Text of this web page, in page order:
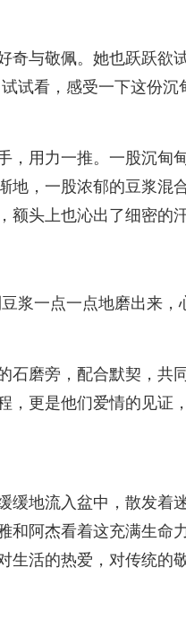
奇与敬佩。她也跃跃欲
试看，感受一下这份沉
，用力一推。一股沉甸
地，一股浓郁的豆浆混
额头上也沁出了细密的
浆一点一点地磨出来，
石磨旁，配合默契，共
，更是他们爱情的见
缓地流入盆中，散发着
和阿杰看着这充满生命
活的热爱，对传统的